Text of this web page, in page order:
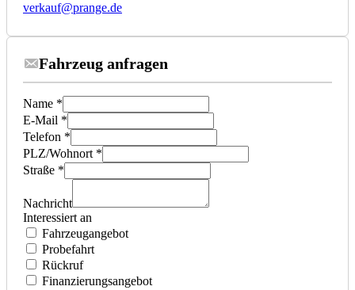
verkauf@prange.de
Fahrzeug anfragen
Name *
E-Mail *
Telefon *
PLZ/Wohnort *
Straße *
Nachricht
Interessiert an
Fahrzeugangebot
Probefahrt
Rückruf
Finanzierungsangebot